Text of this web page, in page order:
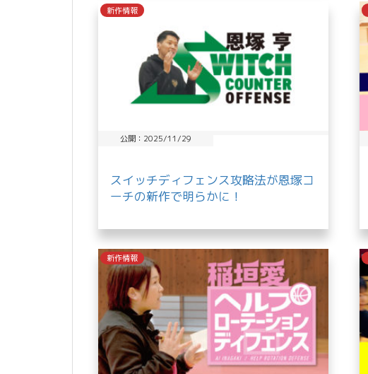
新作情報
公開：2025/11/29
スイッチディフェンス攻略法が恩塚コ
ーチの新作で明らかに！
新作情報